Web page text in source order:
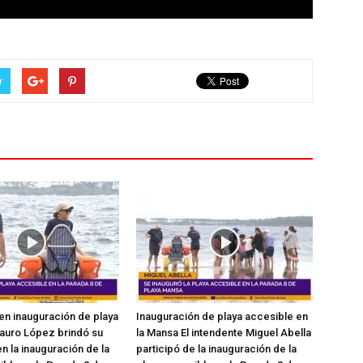
inauguración de playa
López brindó su
la inauguración de la
Inauguración de playa accesible en
la Mansa El intendente Miguel Abella
participó de la inauguración de la